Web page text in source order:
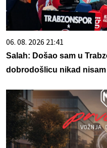
06. 08. 2026 21:41
Salah: Došao sam u
dobrodošlicu nikad